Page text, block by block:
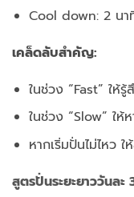
Cool down: 2 นา
เคล็ดลับสำคัญ:
ในช่วง “Fast” ให้
ในช่วง “Slow” ให้
หากเริ่มปั่นไม่ไหว
สูตรปั่นระยะยาววันล